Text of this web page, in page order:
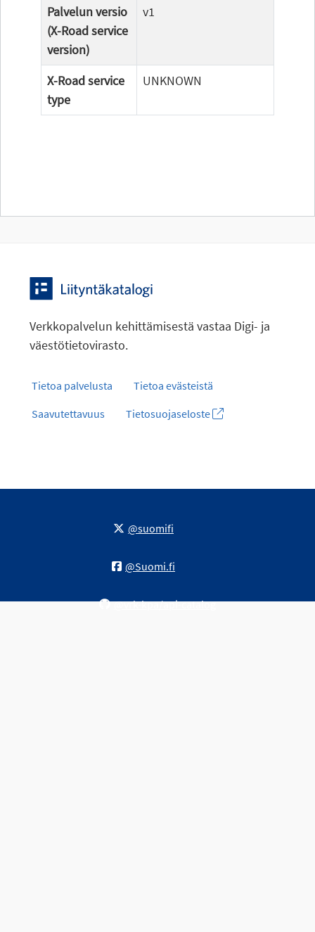
Palvelun versio
(X-Road service
version)
v1
X-Road service
type
UNKNOWN
Verkkopalvelun kehittämisestä vastaa Digi- ja
väestötietovirasto.
Tietoa palvelusta
Tietoa evästeistä
Saavutettavuus
Tietosuojaseloste
@suomifi
@Suomi.fi
@vrk-kpa/api-catalog